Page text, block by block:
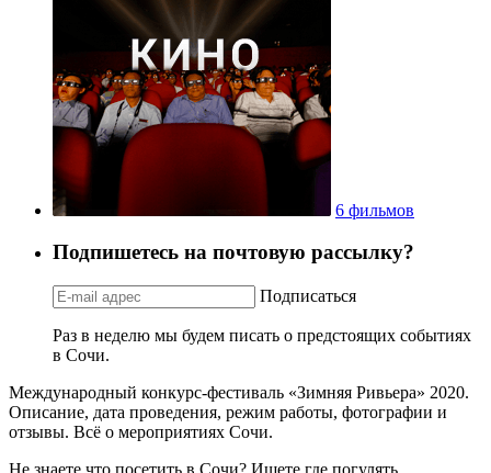
6 фильмов
Подпишетесь на почтовую рассылку?
Подписаться
Раз в неделю мы будем писать о предстоящих событиях
в Сочи.
Международный конкурс-фестиваль «Зимняя Ривьера» 2020.
Описание, дата проведения, режим работы, фотографии и
отзывы. Всё о мероприятиях Сочи.
Не знаете что посетить в Сочи? Ищете где погулять